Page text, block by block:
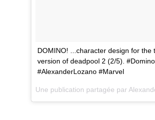
DOMINO! ...character design for the
version of deadpool 2 (2/5). #Domino
#AlexanderLozano #Marvel
Une publication partagée par